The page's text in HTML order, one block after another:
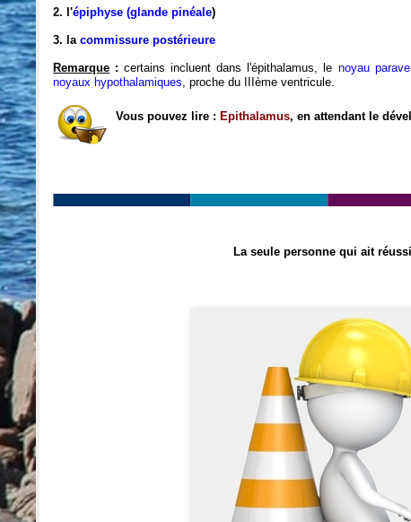
2. l'épiphyse (glande pinéale)
3. lacommissure postérieure
Remarque :certains incluent dans l'épithalamus, le noyau
noyaux hypothalamiques, proche du IIIème ventricule.
Vous pouvez lire : Epithalamus, en attendant le
La seule personne qui ait